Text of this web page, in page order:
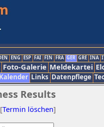
ENG ESP FAI FIN FRA GER GRE INA
Foto-Galerie Meldekartei
Kalender Links Datenpflege
Results
Termin löschen]